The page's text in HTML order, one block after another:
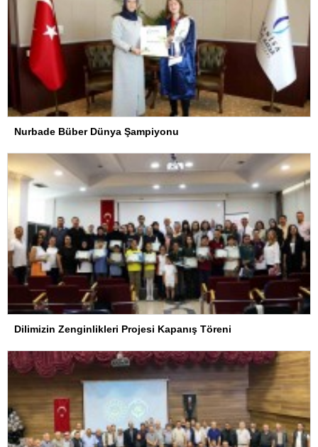
Nurbade Büber Dünya Şampiyonu
Dilimizin Zenginlikleri Projesi Kapanış Töreni